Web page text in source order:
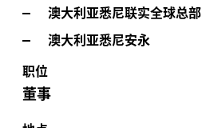
澳大利亚悉尼联实全球总部
澳大利亚悉尼安永
职位
董事